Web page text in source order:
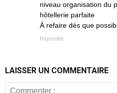
niveau organisation du
hôtellerie parfaite
À refaire dès que
Répondre
LAISSER UN COMMENTAIRE